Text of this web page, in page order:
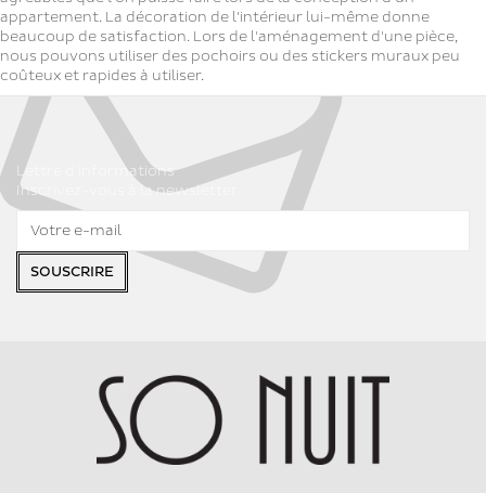
appartement. La décoration de l'intérieur lui-même donne
beaucoup de satisfaction. Lors de l'aménagement d'une pièce,
nous pouvons utiliser des pochoirs ou des stickers muraux peu
coûteux et rapides à utiliser.
Lettre d'informations
Inscrivez-vous à la newsletter
SOUSCRIRE